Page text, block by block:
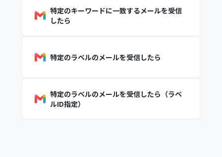
特定のキーワードに一致するメールを受信
したら
特定のラベルのメールを受信したら
特定のラベルのメールを受信したら（ラベ
ルID指定）